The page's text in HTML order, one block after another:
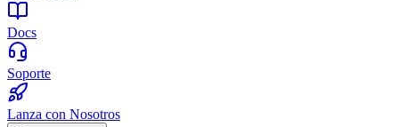
Docs
Soporte
Lanza con Nosotros